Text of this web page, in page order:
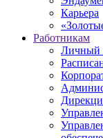
Карьера
Работникам
Личный